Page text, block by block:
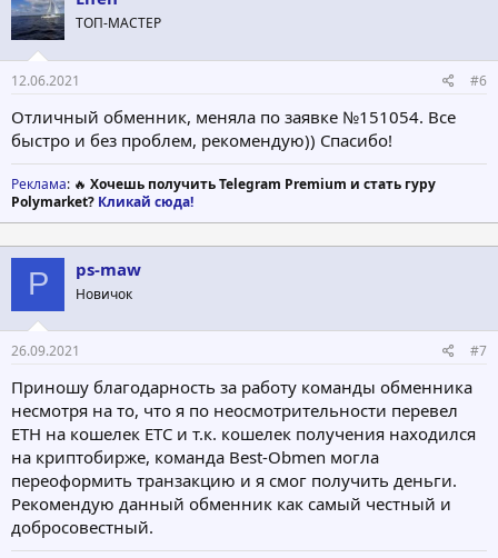
ТОП-МАСТЕР
12.06.2021 #6
Отличный обменник, меняла по заявке №151054. Все
быстро и без проблем, рекомендую)) Спасибо!
Реклама: 🔥 Хочешь получить Telegram Premium и стать гуру
Polymarket? Кликай сюда!
P ps-maw
Новичок
26.09.2021 #7
Приношу благодарность за работу команды обменника
несмотря на то, что я по неосмотрительности перевел
ETH на кошелек ETC и т.к. кошелек получения находился
на криптобирже, команда Best-Obmen могла
переоформить транзакцию и я смог получить деньги.
Рекомендую данный обменник как самый честный и
добросовестный.